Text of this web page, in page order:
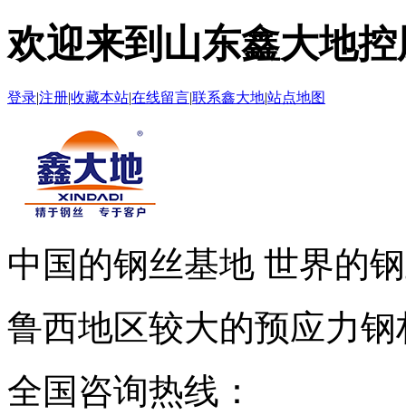
欢迎来到山东鑫大地
登录|注册|收藏本站|在线留言|联系鑫大地|站点地图
中国的钢丝基地 世界的
鲁西地区较大的预应力
全国咨询热线：